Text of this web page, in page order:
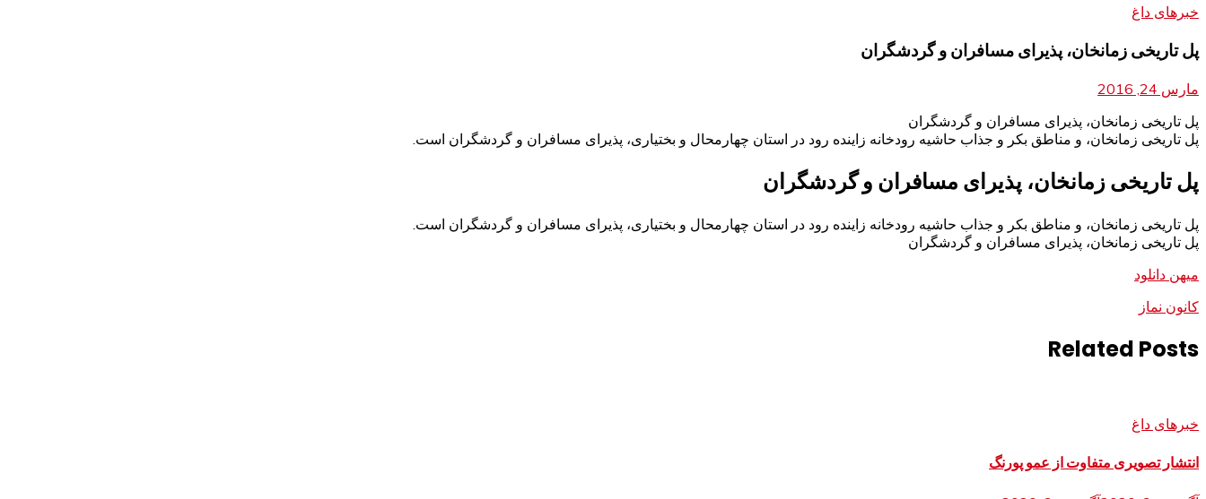
خبرهای داغ
پل تاریخی زمانخان، پذیرای مسافران و گردشگران
مارس 24, 2016
پل تاریخی زمانخان، پذیرای مسافران و گردشگران
پل تاریخی زمانخان، و مناطق بکر و جذاب حاشیه رودخانه زاینده رود در استان چهارمحال و بختیاری، پذیرای مسافران و گردشگران است.
پل تاریخی زمانخان، پذیرای مسافران و گردشگران
پل تاریخی زمانخان، و مناطق بکر و جذاب حاشیه رودخانه زاینده رود در استان چهارمحال و بختیاری، پذیرای مسافران و گردشگران است.
پل تاریخی زمانخان، پذیرای مسافران و گردشگران
میهن دانلود
کانون نماز
Related Posts
خبرهای داغ
انتشار تصویری متفاوت از عمو پورنگ